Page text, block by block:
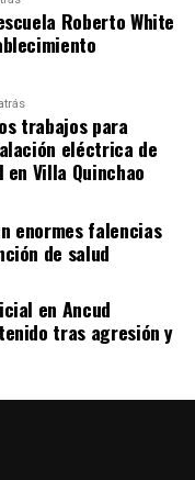
Roberto White
trabajos para
eléctrica de
Villa Quinchao
enormes falencias
de salud
en Ancud
tras agresión y